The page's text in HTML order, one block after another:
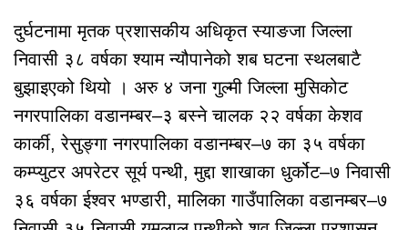
दुर्घटनामा मृतक प्रशासकीय अधिकृत स्याङजा जिल्ला
निवासी ३८ वर्षका श्याम न्यौपानेको शब घटना स्थलबाटै
बुझाइएको थियो । अरु ४ जना गुल्मी जिल्ला मुसिकोट
नगरपालिका वडानम्बर–३ बस्ने चालक २२ वर्षका केशव
कार्की, रेसुङ्गा नगरपालिका वडानम्बर–७ का ३५ वर्षका
कम्प्युटर अपरेटर सूर्य पन्थी, मुद्दा शाखाका धुर्कोट–७ निवासी
३६ वर्षका ईश्वर भण्डारी, मालिका गाउँपालिका वडानम्बर–७